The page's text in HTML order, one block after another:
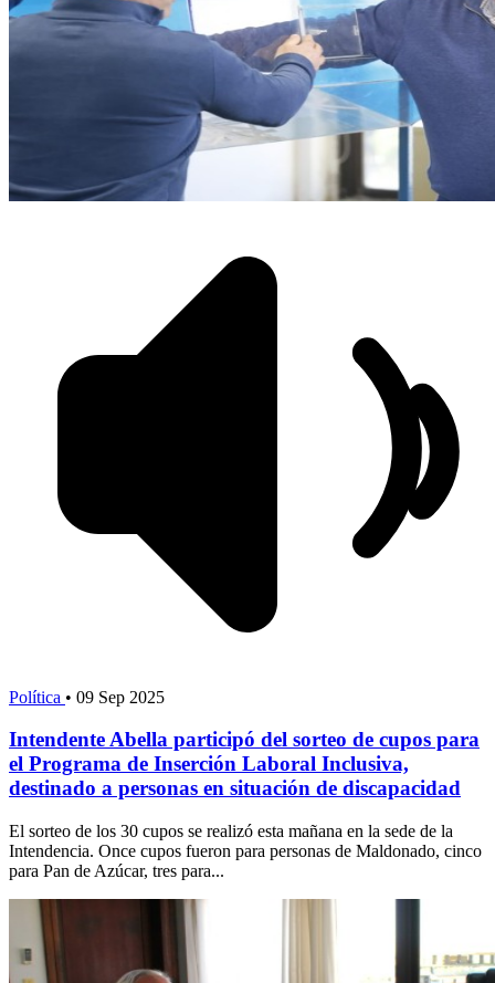
Política • 09 Sep 2025
Intendente Abella participó del sorteo de cupos para
el Programa de Inserción Laboral Inclusiva,
destinado a personas en situación de discapacidad
El sorteo de los 30 cupos se realizó esta mañana en la sede de la
Intendencia. Once cupos fueron para personas de Maldonado, cinco
para Pan de Azúcar, tres para...